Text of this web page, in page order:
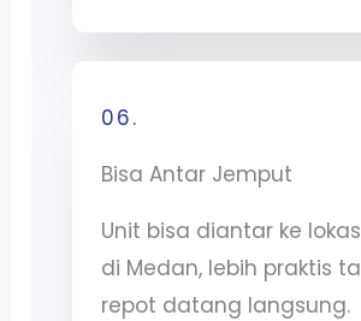
06.
Bisa Antar Jemput
Unit bisa diantar ke
di Medan, lebih praktis
repot datang langsung.